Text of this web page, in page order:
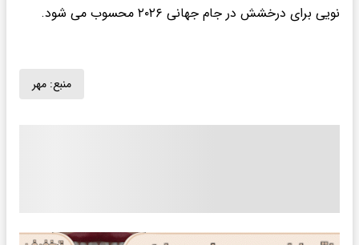
نویی برای درخشش در جام جهانی ۲۰۲۶ محسوب می شود.
منبع: مهر